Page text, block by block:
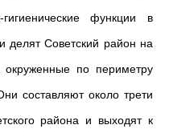
функции в
делят Советский район на
окруженные по периметру
составляют около трети
района и выходят к